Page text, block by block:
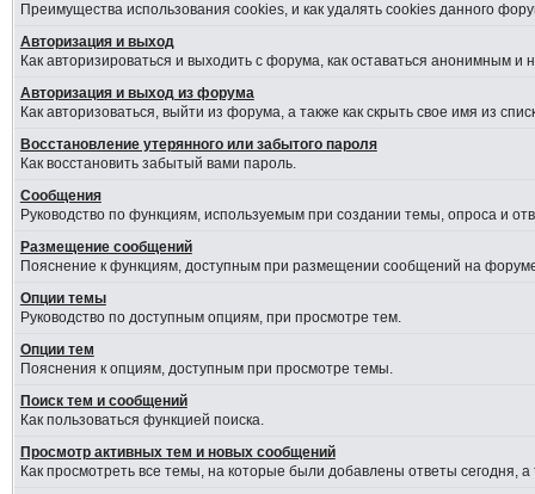
Преимущества использования cookies, и как удалять cookies данного
Авторизация и выход
Как авторизироваться и выходить с форума, как оставаться анонимным
Авторизация и выход из форума
Как авторизоваться, выйти из форума, а также как скрыть свое имя из
Восстановление утерянного или забытого пароля
Как восстановить забытый вами пароль.
Сообщения
Руководство по функциям, используемым при создании темы, опроса и
Размещение сообщений
Пояснение к функциям, доступным при размещении сообщений на
Опции темы
Руководство по доступным опциям, при просмотре тем.
Опции тем
Пояснения к опциям, доступным при просмотре темы.
Поиск тем и сообщений
Как пользоваться функцией поиска.
Просмотр активных тем и новых сообщений
Как просмотреть все темы, на которые были добавлены ответы сегодня,